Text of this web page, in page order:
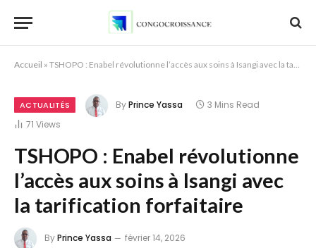
Accueil » TSHOPO : Enabel révolutionne l’accès aux soins à Isangi avec la tarification forfaitaire
ACTUALITÉS ByPrince Yassa
3 Mins Read
71 Views
TSHOPO : Enabel révolutionne
l’accès aux soins à Isangi avec
la tarification forfaitaire
ByPrince Yassa
février 14, 2026